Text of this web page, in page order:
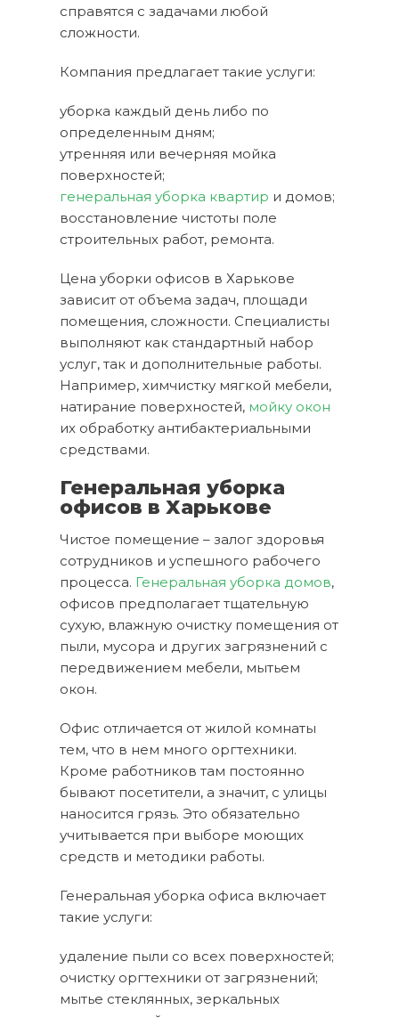
справятся с задачами любой
сложности.
Компания предлагает такие услуги:
уборка каждый день либо по
определенным дням;
утренняя или вечерняя мойка
поверхностей;
генеральная уборка квартир и домов;
восстановление чистоты поле
строительных работ, ремонта.
Цена уборки офисов в Харькове
зависит от объема задач, площади
помещения, сложности. Специалисты
выполняют как стандартный набор
услуг, так и дополнительные работы.
Например, химчистку мягкой мебели,
натирание поверхностей, мойку окон
их обработку антибактериальными
средствами.
Генеральная уборка
офисов в Харькове
Чистое помещение – залог здоровья
сотрудников и успешного рабочего
процесса. Генеральная уборка домов,
офисов предполагает тщательную
сухую, влажную очистку помещения от
пыли, мусора и других загрязнений с
передвижением мебели, мытьем
окон.
Офис отличается от жилой комнаты
тем, что в нем много оргтехники.
Кроме работников там постоянно
бывают посетители, а значит, с улицы
наносится грязь. Это обязательно
учитывается при выборе моющих
средств и методики работы.
Генеральная уборка офиса включает
такие услуги:
удаление пыли со всех поверхностей;
очистку оргтехники от загрязнений;
мытье стеклянных, зеркальных